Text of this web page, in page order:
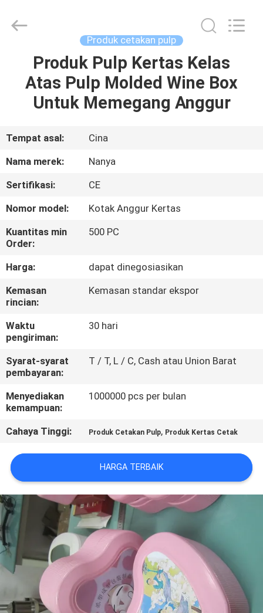
RUMAH
PRODUK
VIDEO
VR
TENTANG
KAMI
TUR
PABRIK
KONTROL
KUALITAS
HUBUNGI
KAMI
BERITA
SITEMAP
PRIVACY
POLICY
Equipment
Produk cetakan pulp
Produk Pulp Kertas Kelas
Atas Pulp Molded Wine Box
Untuk Memegang Anggur
Tempat asal:
Cina
Nama merek:
Nanya
Sertifikasi:
CE
Nomor model:
Kotak Anggur Kertas
Kuantitas min
Order:
500 PC
Harga:
dapat dinegosiasikan
Kemasan
rincian:
Kemasan standar ekspor
Waktu
pengiriman:
30 hari
Syarat-syarat
pembayaran:
T / T, L / C, Cash atau Union Barat
Menyediakan
kemampuan:
1000000 pcs per bulan
Cahaya Tinggi: Produk Cetakan Pulp, Produk Kertas Cetak
HARGA TERBAIK